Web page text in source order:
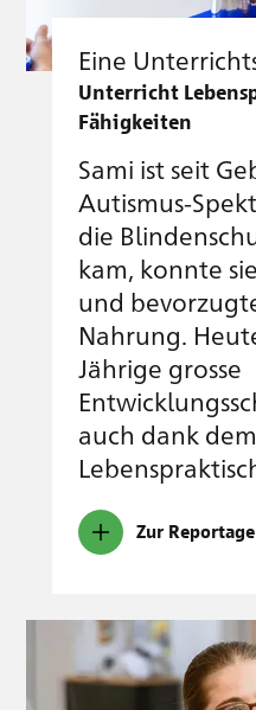
Eine
Unterricht
Fähigkeiten
Sami ist seit
Autismus-
die
kam, konnte
und
Nahrung.
Jährige grosse
auch dank
Zur Reportage